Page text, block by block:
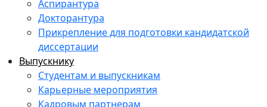
Аспирантура
Докторантура
Прикрепление для подготовки кандидатской
диссертации
Выпускнику
Студентам и выпускникам
Карьерные мероприятия
Кадровым партнерам